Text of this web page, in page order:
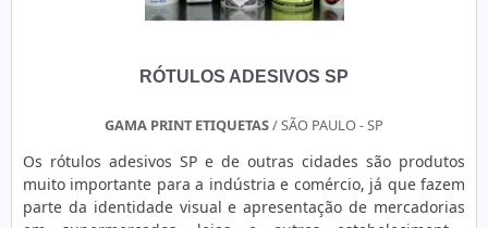
comprometimento da empresa com seus clientes.Ainda
ótima qualidade e proteção, características simples mas
clientes.ETIQUETAS ÂNCORA , SUA OPÇÃO PARA RIBBON
melhor escolha quando pesquisar por palavra principal da
categoria:Comprometedora com os
serviços;Responsável;Altamente qualificada;Inovadora
RÓTULOS ADESIVOS SP
GAMA PRINT ETIQUETAS/ SÃO PAULO - SP
Os rótulos adesivos SP e de outras cidades são produtos
muito importante para a indústria e comércio, já que fazem
parte da identidade visual e apresentação de mercadorias